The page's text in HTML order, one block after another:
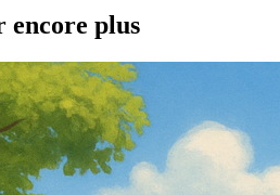
encore plus